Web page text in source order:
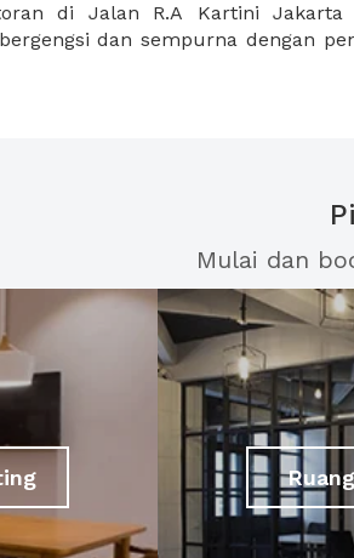
di Jalan R.A Kartini Jakarta
dan sempurna dengan
Mulai dan